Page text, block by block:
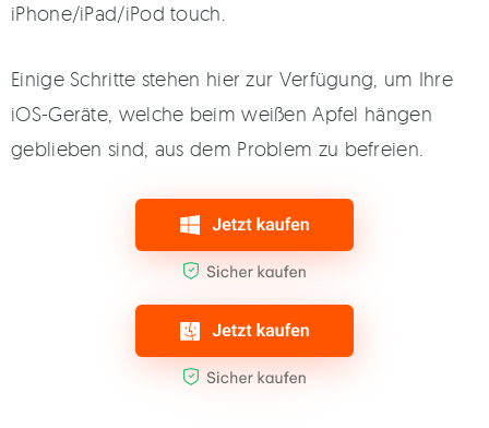
iPhone/iPad/iPod touch.
Einige Schritte stehen hier zur Verfügung, um Ihre
iOS-Geräte, welche beim weißen Apfel hängen
geblieben sind, aus dem Problem zu befreien.